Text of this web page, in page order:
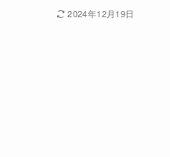
2024年12月19日